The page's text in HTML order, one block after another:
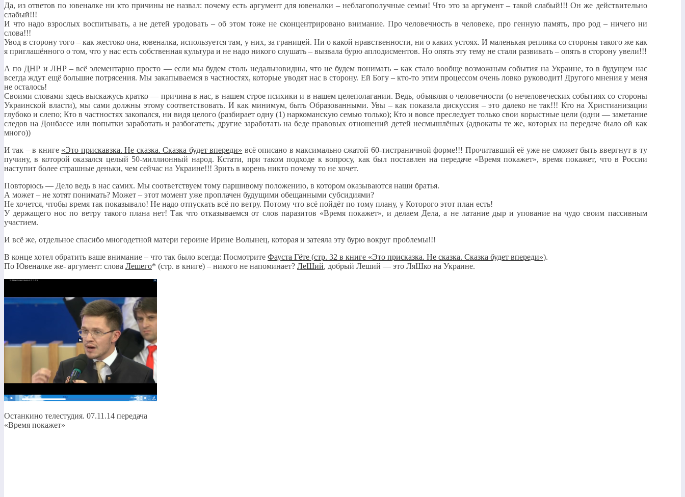
Да, из ответов по ювеналке ни кто причины не назвал: почему есть аргумент для ювеналки – неблагополучные семьи! Что это за аргумент – такой слабый!!! Он же действительно
слабый!!!
И что надо взрослых воспитывать, а не детей уродовать – об этом тоже не сконцентрировано внимание. Про человечность в человеке, про генную память, про род – ничего ни
слова!!!
Увод в сторону того – как жестоко она, ювеналка, используется там, у них, за границей. Ни о какой нравственности, ни о каких устоях. И маленькая реплика со стороны такого же как
я приглашённого о том, что у нас есть собственная культура и не надо никого слушать – вызвала бурю аплодисментов. Но опять эту тему не стали развивать – опять в сторону увели!!!
А по ДНР и ЛНР – всё элементарно просто — если мы будем столь недальновидны, что не будем понимать – как стало вообще возможным события на Украине, то в будущем нас
всегда ждут ещё большие потрясения. Мы закапываемся в частностях, которые уводят нас в сторону. Ей Богу – кто-то этим процессом очень ловко руководит! Другого мнения у меня
не осталось!
Своими словами здесь выскажусь кратко — причина в нас, в нашем строе психики и в нашем целеполагании. Ведь, объявляя о человечности (о нечеловеческих событиях со стороны
Украинской власти), мы сами должны этому соответствовать. И как минимум, быть Образованными. Увы – как показала дискуссия – это далеко не так!!! Кто на Христианизации
глубоко и слепо; Кто в частностях закопался, ни видя целого (разбирает одну (1) наркоманскую семью только); Кто и вовсе преследует только свои корыстные цели (одни — заметание
следов на Донбассе или попытки заработать и разбогатеть; другие заработать на беде правовых отношений детей несмышлёных (адвокаты те же, которых на передаче было ой как
много))
И так – в книге «Это прискавзка. Не сказка. Сказка будет впереди» всё описано в максимально сжатой 60-тистраничной форме!!! Прочитавший её уже не сможет быть ввергнут в ту
пучину, в которой оказался целый 50-миллионный народ. Кстати, при таком подходе к вопросу, как был поставлен на передаче «Время покажет», время покажет, что в России
наступит более страшные деньки, чем сейчас на Украине!!! Зрить в корень никто почему то не хочет.
Повторюсь — Дело ведь в нас самих. Мы соответствуем тому паршивому положению, в котором оказываются наши братья.
А может – не хотят понимать? Может – этот момент уже проплачен будущими обещанными субсидиями?
Не хочется, чтобы время так показывало! Не надо отпускать всё по ветру. Потому что всё пойдёт по тому плану, у Которого этот план есть!
У держащего нос по ветру такого плана нет! Так что отказываемся от слов паразитов «Время покажет», и делаем Дела, а не латание дыр и упование на чудо своим пассивным
участием.
И всё же, отдельное спасибо многодетной матери героине Ирине Волынец, которая и затеяла эту бурю вокруг проблемы!!!
В конце хотел обратить ваше внимание – что так было всегда: Посмотрите Фауста Гёте (стр. 32 в книге «Это присказка. Не сказка. Сказка будет впереди»).
По Ювеналке же- аргумент: слова Лешего* (стр. в книге) – никого не напоминает? ЛеШий, добрый Леший — это ЛяШко на Украине.
Останкино телестудия. 07.11.14 передача
«Время покажет»